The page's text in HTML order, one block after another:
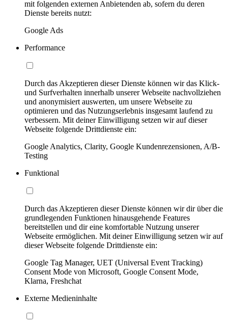
mit folgenden externen Anbietenden ab, sofern du deren
Dienste bereits nutzt:
Google Ads
Performance
Durch das Akzeptieren dieser Dienste können wir das Klick-
und Surfverhalten innerhalb unserer Webseite nachvollziehen
und anonymisiert auswerten, um unsere Webseite zu
optimieren und das Nutzungserlebnis insgesamt laufend zu
verbessern. Mit deiner Einwilligung setzen wir auf dieser
Webseite folgende Drittdienste ein:
Google Analytics, Clarity, Google Kundenrezensionen, A/B-
Testing
Funktional
Durch das Akzeptieren dieser Dienste können wir dir über die
grundlegenden Funktionen hinausgehende Features
bereitstellen und dir eine komfortable Nutzung unserer
Webseite ermöglichen. Mit deiner Einwilligung setzen wir auf
dieser Webseite folgende Drittdienste ein:
Google Tag Manager, UET (Universal Event Tracking)
Consent Mode von Microsoft, Google Consent Mode,
Klarna, Freshchat
Externe Medieninhalte